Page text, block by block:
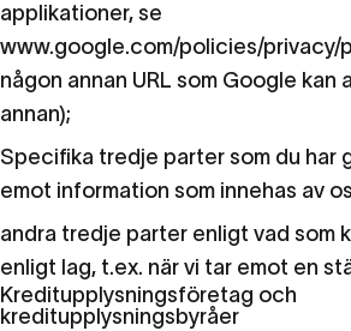
applikationer, se
www.google.com/policies/privacy/
någon annan URL som Google kan
annan);
Specifika tredje parter som du har
emot information som innehas av
andra tredje parter enligt vad som
enligt lag, t.ex. när vi tar emot en
Kreditupplysningsföretag och
kreditupplysningsbyråer